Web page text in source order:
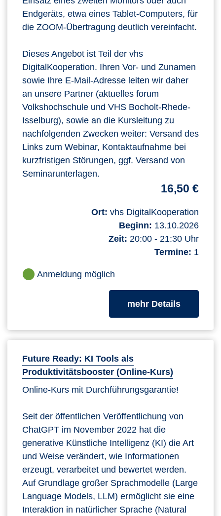
Endgeräts, etwa eines Tablet-Computers, für
die ZOOM-Übertragung deutlich vereinfacht.
Dieses Angebot ist Teil der vhs
DigitalKooperation. Ihren Vor- und Zunamen
sowie Ihre E-Mail-Adresse leiten wir daher
an unsere Partner (aktuelles forum
Volkshochschule und VHS Bocholt-Rhede-
Isselburg), sowie an die Kursleitung zu
nachfolgenden Zwecken weiter: Versand des
Links zum Webinar, Kontaktaufnahme bei
kurzfristigen Störungen, ggf. Versand von
Seminarunterlagen.
16,50 €
Ort: vhs DigitalKooperation
Beginn: 13.10.2026
Zeit: 20:00 - 21:30 Uhr
Termine: 1
Anmeldung möglich
mehr Detailszum
Future Ready: KI Tools als
Produktivitätsbooster (Online-Kurs)
Online-Kurs mit Durchführungsgarantie!
Seit der öffentlichen Veröffentlichung von
ChatGPT im November 2022 hat die
generative Künstliche Intelligenz (KI) die Art
und Weise verändert, wie Informationen
erzeugt, verarbeitet und bewertet werden.
Auf Grundlage großer Sprachmodelle (Large
Language Models, LLM) ermöglicht sie eine
Interaktion in natürlicher Sprache (Natural